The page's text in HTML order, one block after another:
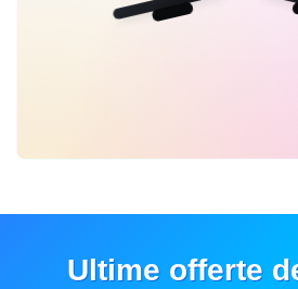
Ultime offerte